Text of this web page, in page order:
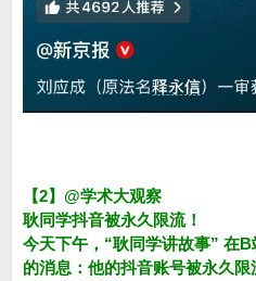
【2】@学术大观察
耿同学抖音被永久限流！
今天下午，“耿同学讲故事” 在
的消息：他的抖音账号被永久